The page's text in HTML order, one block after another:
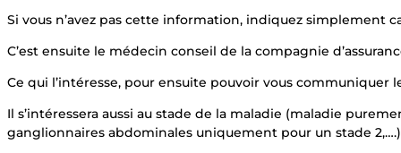
Si vous n’avez pas cette information, indiquez simplement
C’est ensuite le médecin conseil de la compagnie
Ce qui l’intéresse, pour ensuite pouvoir vous communiquer
Il s’intéressera aussi au stade de la maladie (maladie
ganglionnaires abdominales uniquement pour un stade